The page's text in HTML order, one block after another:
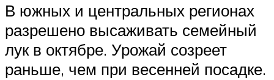
В южных и центральных регионах
разрешено высаживать семейный
лук в октябре. Урожай созреет
раньше, чем при весенней посадке.